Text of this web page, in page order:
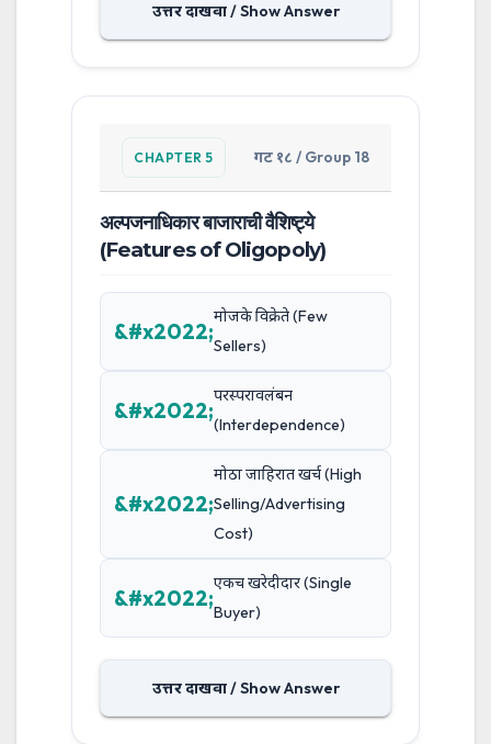
उत्तर दाखवा / Show Answer
CHAPTER 5 गट १८ / Group 18
अल्पजनाधिकार बाजाराची वैशिष्ट्ये
(Features of Oligopoly)
मोजके विक्रेते (Few
Sellers)
परस्परावलंबन
(Interdependence)
मोठा जाहिरात खर्च (High
Selling/Advertising
Cost)
एकच खरेदीदार (Single
Buyer)
उत्तर दाखवा / Show Answer